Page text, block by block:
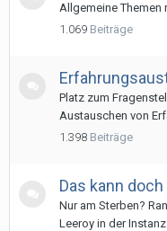
Allgemeine
1.069 Beiträge
Platz zum
Austauschen von
1.398 Beiträge
Das kann
Nur am Sterben?
Leeroy in der